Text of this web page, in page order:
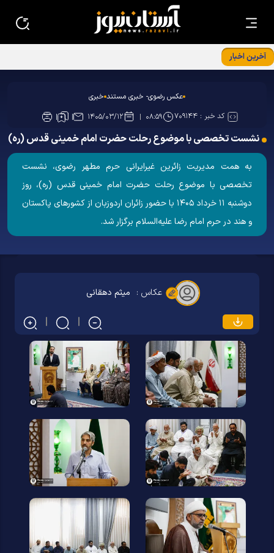
آخرین اخبار
عکس رضوی- خبری مستند خبری
کد خبر :۷۰۹۱۴۴ ۰۸:۵۹ ۱۴۰۵/۰۳/۱۲
نشست تخصصی با موضوع رحلت حضرت امام خمینی قدس (ره)
به همت مدیریت زائرین غیرایرانی حرم مطهر رضوی، نشست
تخصصی با موضوع رحلت حضرت امام خمینی قدس (ره)، روز
دوشنبه ۱۱ خرداد ۱۴۰۵ با حضور زائران اردوزبان از کشور‌های پاکستان
و هند در حرم امام رضا علیه‌السلام برگزار شد.
عکاس : میثم دهقانی